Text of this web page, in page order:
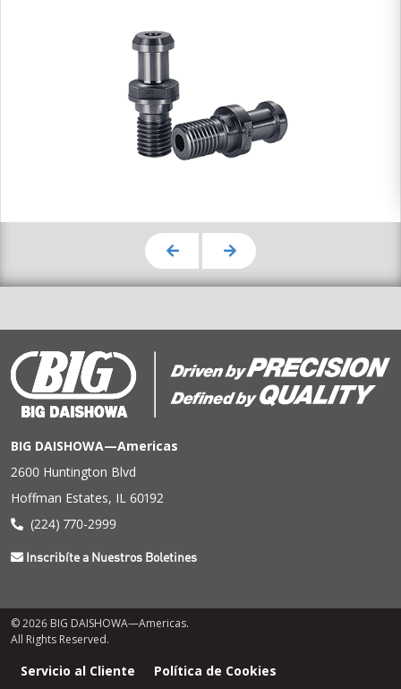
BIG DAISHOWA—Americas
2600 Huntington Blvd
Hoffman Estates, IL 60192
(224) 770-2999
Inscribíte a Nuestros Boletines
© 2026 BIG DAISHOWA—Americas.
All Rights Reserved.
Servicio al Cliente Política de Cookies